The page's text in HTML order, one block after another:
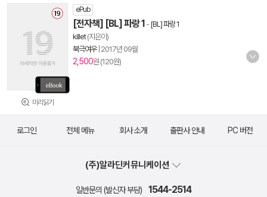
미리읽기
ePub
[전자책] [BL] 파랑 1 - [BL] 파랑 1
killet(지은이)
북극여우| 2017년 09월
2,500원 (120원)
로그인 전체 메뉴 회사 소개 출판사 안내 PC 버전
(주)알라딘커뮤니케이션
일반문의 (발신자 부담) 1544-2514